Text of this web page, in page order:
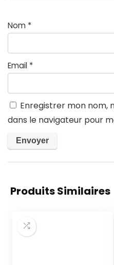
Nom *
Email *
Enregistrer mon nom,
dans le navigateur pour
Produits Similaires